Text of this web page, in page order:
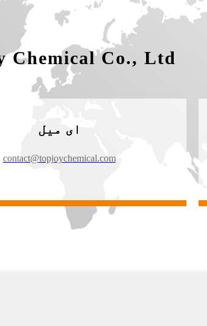
Chemical Co., Ltd
ای میل
contact@topjoychemical.com